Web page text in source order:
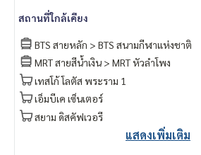
* มีให้เลือกอีกหลายห้อง หลายโครงการค่ะ
perty.com
Facebook Fanpage : P2N Property
** รับฝาก ขาย-เช่า คอนโด บ้าน ที่ดิน แล
ด ทั่วกรุงเทพฯ
สถานที่ใกล้เคียง
BTS สายหลัก > BTS สนามกีฬาแห่งชาติ
MRT สายสีน้ำเงิน > MRT หัวลำโพง
เทสโก้ โลตัส พระราม 1
เอ็มบีเค เซ็นเตอร์
สยาม ดิสคัฟเวอรี
แสดงเพิ่มเติม